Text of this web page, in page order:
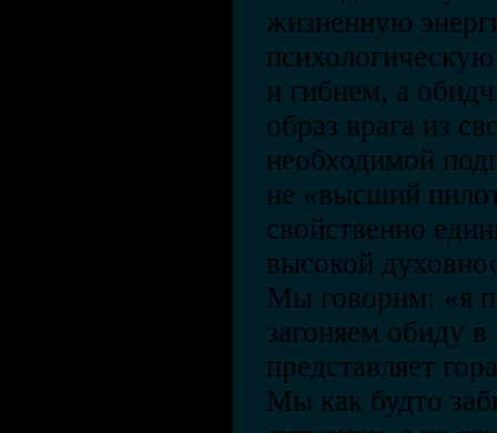
жизненную
и гибнем, а
образ врага из
необходимой
не «высший
свойственно
высокой
Мы говорим: «я
загоняем обиду в
представляет
Мы как будто